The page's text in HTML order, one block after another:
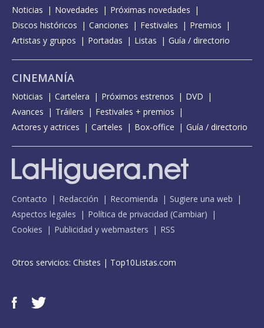
Noticias Novedades
Próximas novedades
Discos históricos
Canciones Festivales
Premios
Artistas y grupos
Portadas Listas Guía / directorio
CINEMANÍA
Noticias Cartelera Próximos estrenos
DVD
Avances
Tráilers
Festivales + premios
Actores y actrices
Carteles Box-office Guía / directorio
Contacto Redacción Recomienda
Sugiere una web
Aspectos legales
Política de privacidad (Cambiar)
Cookies
Publicidad y webmasters RSS
Otros servicios: Chistes | Top10Listas.com